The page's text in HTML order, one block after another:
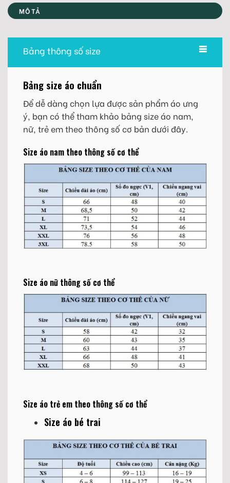
MÔ TẢ
Bảng thông số size
Bảng size áo chuẩn
Để dễ dàng chọn lựa được sản phẩm áo ưng
ý, bạn có thể tham khảo bảng size áo nam,
nữ, trẻ em theo thông số cơ bản dưới đây.
Size áo nam theo thông số cơ thể
Size áo nữ thông số cơ thể
Size áo trẻ em theo thông số cơ thể
Size áo bé trai